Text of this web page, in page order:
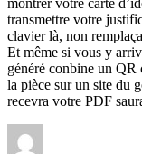
montrer votre carte
transmettre votre
clavier là, non
Et même si vous y
généré conbine un
la pièce sur un site du
recevra votre PDF